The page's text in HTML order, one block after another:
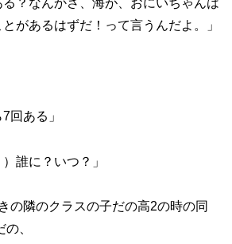
る？なんかさ、海が、おにいちゃんは
があるはずだ！って言うんだよ。」
回ある」
誰に？いつ？」
の隣のクラスの子だの高2の時の同
、